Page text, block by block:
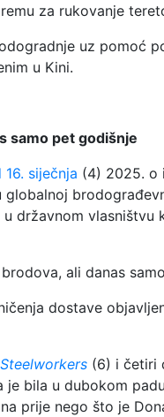
za rukovanje
uz pomoć
u Kini.
samo pet godišnje
siječnja (4) 2025. o
državnom
ali danas
dostave
(6) i četiri
bila u dubokom
prije nego što je